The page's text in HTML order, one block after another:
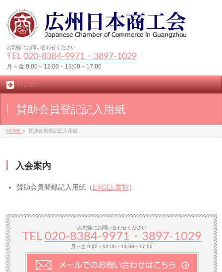
お気軽にお問い合わせください
TEL020-8384‐9971・3897-1029
月～金 9:00～12:00・13:00～17:00
MENU
賛助会員登記記入用紙
HOME » 賛助会員登記記入用紙
入会案内
賛助会員登録記入用紙（EXCEL書類）
お気軽にお問い合わせください
TEL 020-8384‐9971・3897-1029
月～金 9:00～12:00・13:00～17:00